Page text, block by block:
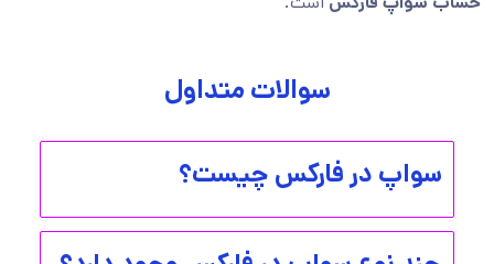
سوالات متداول
سواپ در فارکس چیست؟